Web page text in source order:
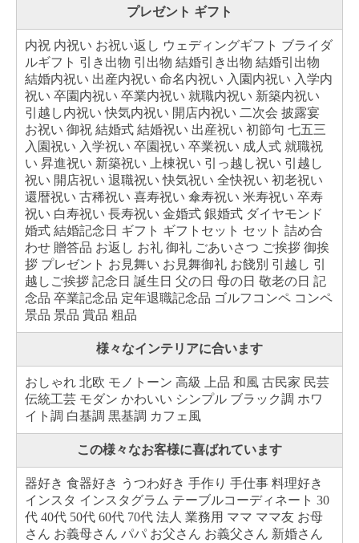
プレゼント ギフト
内祝 内祝い お祝い返し ウェディングギフト ブライダ
ルギフト 引き出物 引出物 結婚引き出物 結婚引出物
結婚内祝い 出産内祝い 命名内祝い 入園内祝い 入学内
祝い 卒園内祝い 卒業内祝い 就職内祝い 新築内祝い
引越し内祝い 快気内祝い 開店内祝い 二次会 披露宴
お祝い 御祝 結婚式 結婚祝い 出産祝い 初節句 七五三
入園祝い 入学祝い 卒園祝い 卒業祝い 成人式 就職祝
い 昇進祝い 新築祝い 上棟祝い 引っ越し祝い 引越し
祝い 開店祝い 退職祝い 快気祝い 全快祝い 初老祝い
還暦祝い 古稀祝い 喜寿祝い 傘寿祝い 米寿祝い 卒寿
祝い 白寿祝い 長寿祝い 金婚式 銀婚式 ダイヤモンド
婚式 結婚記念日 ギフト ギフトセット セット 詰め合
わせ 贈答品 お返し お礼 御礼 ごあいさつ ご挨拶 御挨
拶 プレゼント お見舞い お見舞御礼 お餞別 引越し 引
越しご挨拶 記念日 誕生日 父の日 母の日 敬老の日 記
念品 卒業記念品 定年退職記念品 ゴルフコンペ コンペ
景品 景品 賞品 粗品
様々なインテリアに合います
おしゃれ 北欧 モノトーン 高級 上品 和風 古民家 民芸
伝統工芸 モダン かわいい シンプル ブラック調 ホワ
イト調 白基調 黒基調 カフェ風
この様々なお客様に喜ばれています
器好き 食器好き うつわ好き 手作り 手仕事 料理好き
インスタ インスタグラム テーブルコーディネート 30
代 40代 50代 60代 70代 法人 業務用 ママ ママ友 お母
さん お義母さん パパ お父さん お義父さん 新婚さん